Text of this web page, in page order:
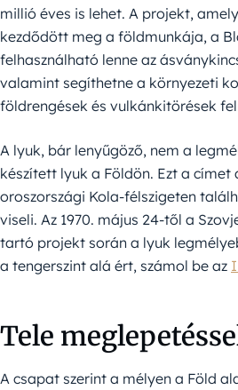
millió éves is lehet. A projekt,
kezdődött meg a földmunkája, a
felhasználható lenne az
valamint segíthetne a környezeti
földrengések és vulkánkitörések
A lyuk, bár lenyűgöző, nem a
készített lyuk a Földön. Ezt a címet
oroszországi Kola-félszigeten
viseli. Az 1970. május 24-től a
tartó projekt során a lyuk
a tengerszint alá ért, számol be az
Tele
A csapat szerint a mélyen a Föld